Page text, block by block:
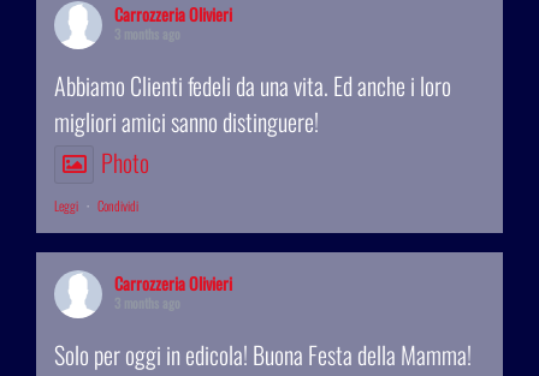
Carrozzeria Olivieri
Abbiamo Clienti fedeli da una vita. Ed anche i loro
migliori amici sanno distinguere!
Photo
Leggi · Condividi
Carrozzeria Olivieri
Solo per oggi in edicola! Buona Festa della Mamma!